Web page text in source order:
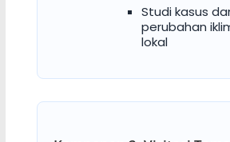
Studi kasus
perubahan
lokal